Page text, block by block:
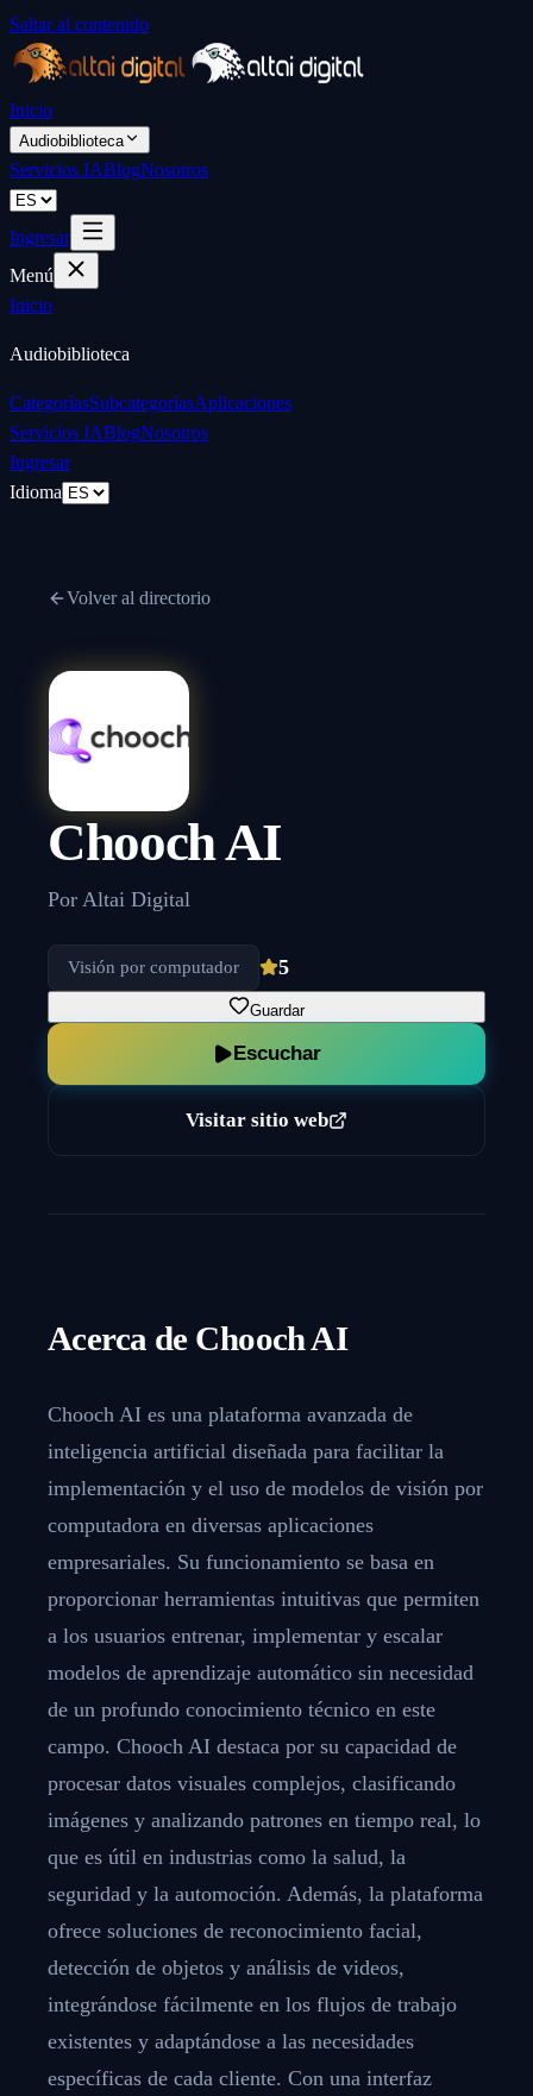
Saltar al contenido
Inicio
Audiobiblioteca
Servicios IABlogNosotros
Ingresar
Menú
Inicio
Audiobiblioteca
CategoríasSubcategoríasAplicaciones
Servicios IABlogNosotros
Ingresar
Idioma
Volver al directorio
Chooch AI
Por Altai Digital
Visión por computador 5
Guardar
Escuchar
Visitar sitio web
Acerca de Chooch AI
Chooch AI es una plataforma avanzada de
inteligencia artificial diseñada para facilitar la
implementación y el uso de modelos de visión por
computadora en diversas aplicaciones
empresariales. Su funcionamiento se basa en
proporcionar herramientas intuitivas que permiten
a los usuarios entrenar, implementar y escalar
modelos de aprendizaje automático sin necesidad
de un profundo conocimiento técnico en este
campo. Chooch AI destaca por su capacidad de
procesar datos visuales complejos, clasificando
imágenes y analizando patrones en tiempo real, lo
que es útil en industrias como la salud, la
seguridad y la automoción. Además, la plataforma
ofrece soluciones de reconocimiento facial,
detección de objetos y análisis de videos,
integrándose fácilmente en los flujos de trabajo
existentes y adaptándose a las necesidades
específicas de cada cliente. Con una interfaz